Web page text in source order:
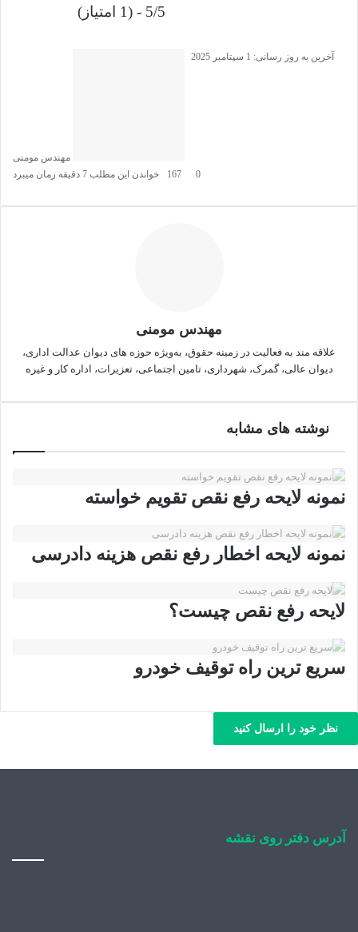
5/5 - (1 امتیاز)
مهندس مومنی
آخرین به روز رسانی: 1 سپتامبر 2025
0 خواندن این مطلب 7 دقیقه زمان میبرد
مهندس مومنی
علاقه مند به فعالیت در زمینه حقوق، به‌ویژه حوزه های دیوان عدالت اداری،
دیوان عالی، گمرک، شهرداری، تامین اجتماعی، تعزیرات، اداره کار و غیره
نوشته های مشابه
نمونه لایحه رفع نقص تقویم خواسته
نمونه لایحه اخطار رفع نقص هزینه دادرسی
لایحه رفع نقص چیست؟
سریع ترین راه توقیف خودرو
نظر خود را ارسال کنید
آدرس دفتر روی نقشه